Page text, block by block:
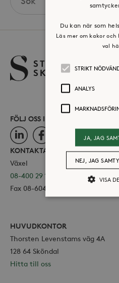
the
FÖLJ OSS I SOCIALA MEDIER
LinkedInFacebook
KONTAKTA OSS
Växel
08-400 29 100
Fax 08-604 11 16
HUVUDKONTOR
Thorsten Levenstams väg 4A
128 64 Sköndal
Hitta till oss
Du kan när som
Läs mer om kakor
val
STRIKT
ANALYS
JA, JAG
NEJ, JAG
VISA